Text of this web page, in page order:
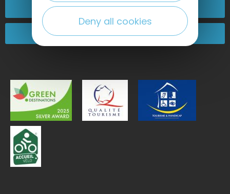
Kontakt
Kommen Sie zu uns!
Deny all cookies